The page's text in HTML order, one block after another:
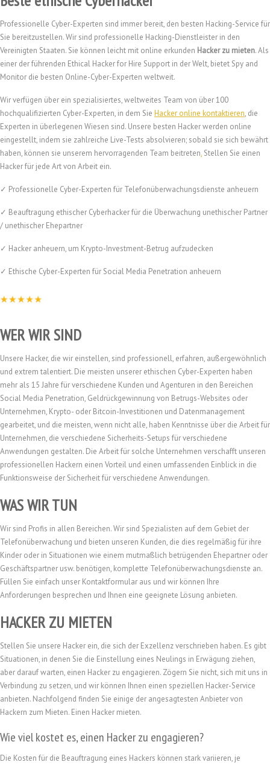
Professionelle Cyber-Experten sind immer bereit, den besten Hacking-Service für
Sie bereitzustellen. Wir sind professionelle Hacking-Dienstleister in den
Vereinigten Staaten. Sie können leicht mit online erkunden Hacker zu mieten. Als
einer der führenden Ethical Hacker for Hire Support in der Welt, bietet Spy and
Monitor die besten Online-Cyber-Experten weltweit.
Wir verfügen über ein spezialisiertes, weltweites Team von über 100
hochqualifizierten Cyber-Experten, in dem Sie Hacker online kontaktieren, die
Experten in überlegenen Wiesen sind. Unsere besten Hacker werden online
eingestellt, indem sie zahlreiche Live-Tests absolvieren; sobald sie sich bewährt
haben, können sie unserem hervorragenden Team beitreten. Stellen Sie einen
Hacker für jede Art von Arbeit ein.
✓ Professionelle Cyber-Experten für Telefonüberwachungsdienste anheuern
✓ Beauftragung ethischer Cyberhacker für die Überwachung unethischer Partner
/ unethischer Ehepartner
✓ Hacker anheuern, um Krypto-Investment-Betrug aufzudecken
✓ Ethische Cyber-Experten für Social Media Penetration anheuern
WER WIR SIND
Unsere Hacker, die wir einstellen, sind professionell, erfahren, außergewöhnlich
und extrem talentiert. Die meisten unserer ethischen Cyber-Experten haben
mehr als 15 Jahre für verschiedene Kunden und Agenturen in den Bereichen
Social Media Penetration, Geldrückgewinnung von Betrugs-Websites oder
Unternehmen, Krypto- oder Bitcoin-Investitionen und Datenmanagement
gearbeitet, und die meisten, wenn nicht alle, haben Kenntnisse über die Arbeit für
Unternehmen, die verschiedene Sicherheits-Setups für verschiedene
Anwendungen gestalten. Die Arbeit für solche Unternehmen verschafft unseren
professionellen Hackern einen Vorteil und einen umfassenden Einblick in die
Funktionsweise der Sicherheit für verschiedene Anwendungen.
WAS WIR TUN
Wir sind Profis in allen Bereichen. Wir sind Spezialisten auf dem Gebiet der
Telefonüberwachung und bieten unseren Kunden, die dies regelmäßig für ihre
Kinder oder in Situationen wie einem mutmaßlich betrügenden Ehepartner oder
Geschäftspartner usw. benötigen, komplette Telefonüberwachungsdienste an.
Füllen Sie einfach unser Kontaktformular aus und wir können Ihre
Anforderungen besprechen und Ihnen eine geeignete Lösung anbieten.
HACKER ZU MIETEN
Stellen Sie unsere Hacker ein, die sich der Exzellenz verschrieben haben. Es gibt
Situationen, in denen Sie die Einstellung eines Neulings in Erwägung ziehen,
aber darauf warten, einen Hacker zu engagieren. Zögern Sie nicht, sich mit uns in
Verbindung zu setzen, und wir können Ihnen einen speziellen Hacker-Service
anbieten. Nachfolgend finden Sie einige der angesagtesten Anbieter von
Hackern zum Mieten. Einen Hacker mieten.
Wie viel kostet es, einen Hacker zu engagieren?
Die Kosten für die Beauftragung eines Hackers können stark variieren, je